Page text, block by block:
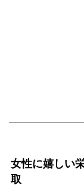
女性に嬉しい
取